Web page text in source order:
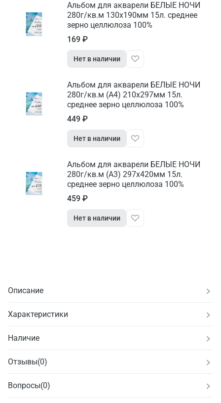
Альбом для акварели БЕЛЫЕ НОЧИ
280г/кв.м 130х190мм 15л. среднее
зерно целлюлоза 100%
169 ₽
Нет в наличии
Альбом для акварели БЕЛЫЕ НОЧИ
280г/кв.м (А4) 210х297мм 15л.
среднее зерно целлюлоза 100%
449 ₽
Нет в наличии
Альбом для акварели БЕЛЫЕ НОЧИ
280г/кв.м (А3) 297х420мм 15л.
среднее зерно целлюлоза 100%
459 ₽
Нет в наличии
Описание
Характеристики
Наличие
Отзывы(0)
Вопросы(0)